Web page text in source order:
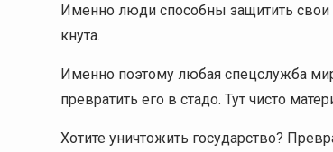
Именно люди способны защитить
кнута.
Именно поэтому любая спецслужба
превратить его в стадо. Тут чисто
Хотите уничтожить государство?